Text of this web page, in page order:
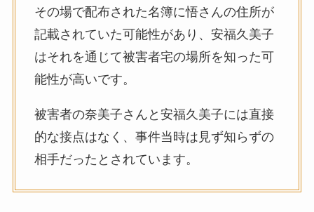
その場で配布された名簿に悟さんの住所が
記載されていた可能性があり、安福久美子
はそれを通じて被害者宅の場所を知った可
能性が高いです。
被害者の奈美子さんと安福久美子には直接
的な接点はなく、事件当時は見ず知らずの
相手だったとされています。